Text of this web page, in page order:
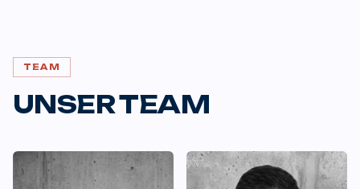
TEAM
UNSER TEAM